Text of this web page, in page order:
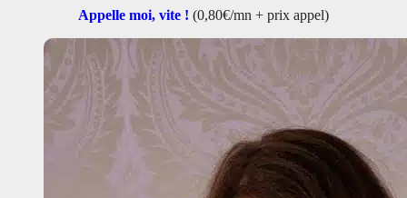
Appelle moi, vite ! (0,80€/mn + prix appel)